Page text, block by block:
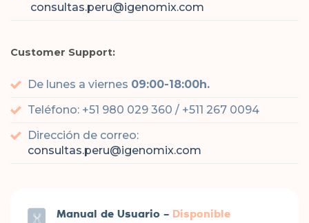
consultas.peru@igenomix.com
Customer Support:
De lunes a viernes 09:00-18:00h.
Teléfono: +51 980 029 360 / +511 267 0094
Dirección de correo:
consultas.peru@igenomix.com
Manual de Usuario – Disponible